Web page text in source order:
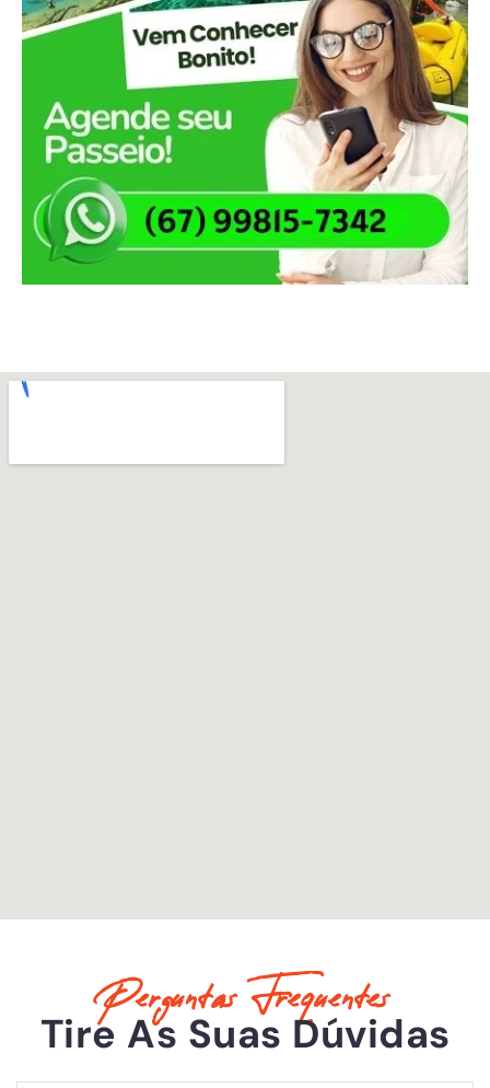
Perguntas Frequentes
Tire As Suas Dúvidas